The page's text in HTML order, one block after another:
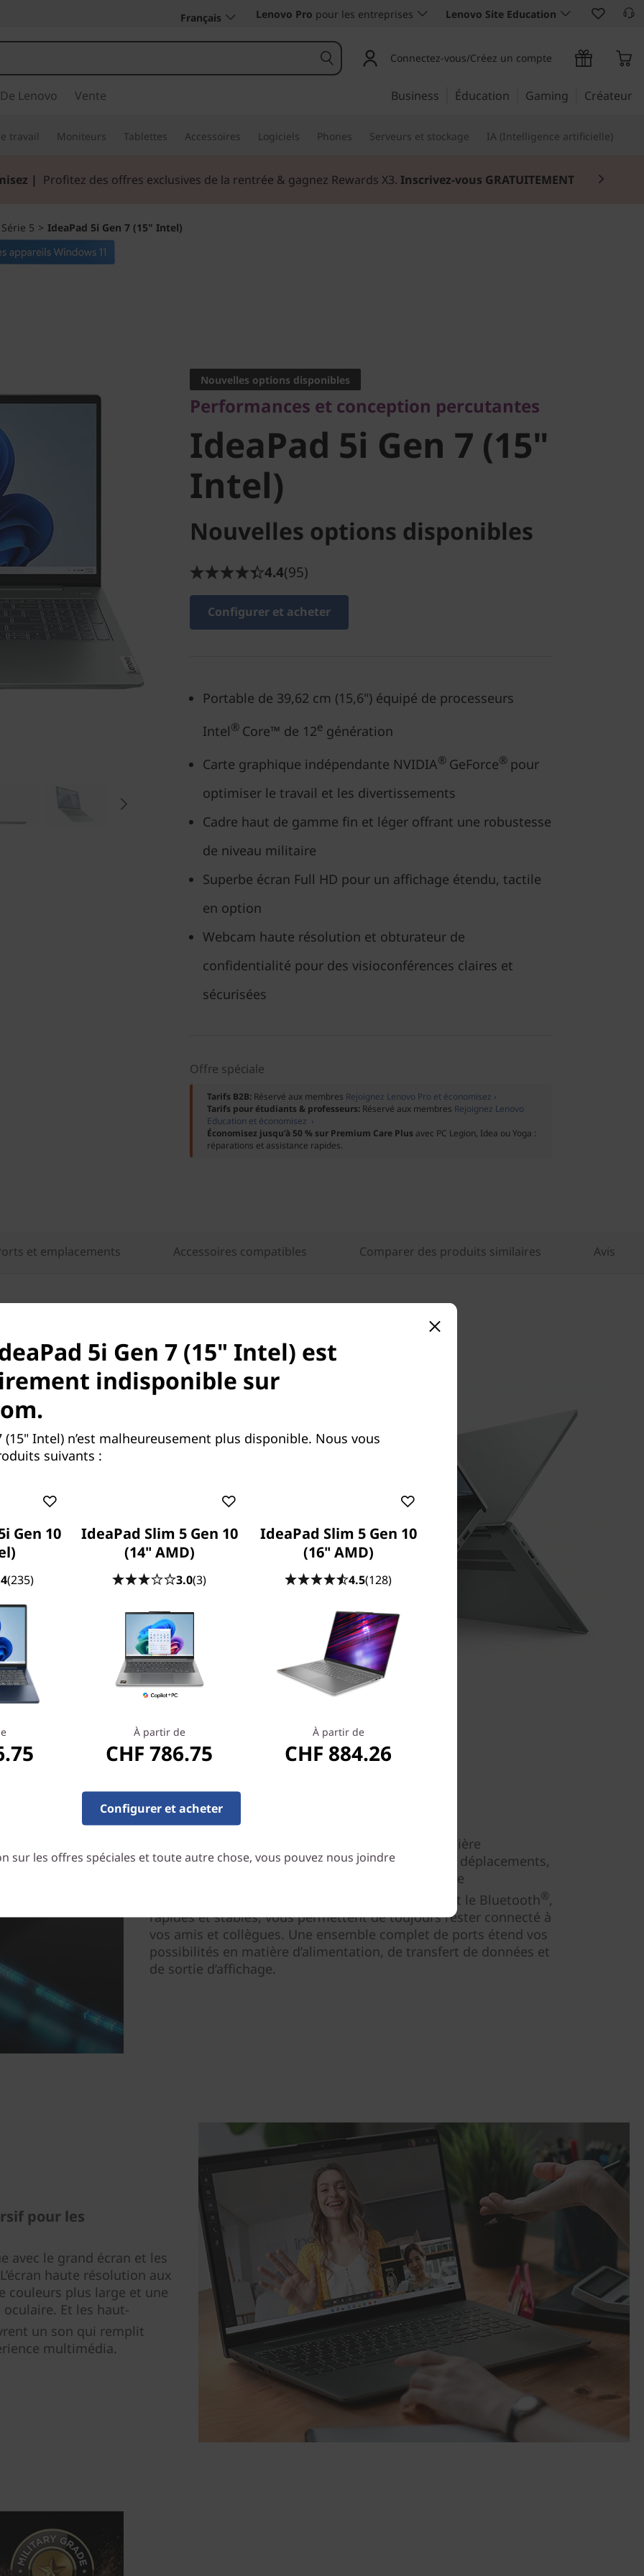
Français Lenovo Pro pour les entreprises Lenovo Site Education
Connectez-vous/Créez un compte
Lenovo Vente Business Éducation Gaming Créateur
travail Moniteurs Tablettes Accessoires Logiciels Phones Serveurs et stockage IA (Intelligence artificielle)
| Profitez des offres exclusives de la rentrée & gagnez Rewards X3. Inscrivez-vous GRATUITEMENT
Série 5 > IdeaPad 5i Gen 7 (15" Intel)
IdeaPad 5i Gen 7
(15" Intel)
Nouvelles options disponibles
Performances et conception percutantes
IdeaPad 5i Gen 7 (15"
Intel)
Nouvelles options disponibles
4.4(95)
Configurer et acheter
Portable de 39,62 cm (15,6") équipé de processeurs
Intel® Core™ de 12e génération
Carte graphique indépendante NVIDIA® GeForce® pour
optimiser le travail et les divertissements
Cadre haut de gamme fin et léger offrant une robustesse
de niveau militaire
Superbe écran Full HD pour un affichage étendu, tactile
en option
Webcam haute résolution et obturateur de
confidentialité pour des visioconférences claires et
sécurisées
Offre spéciale
Tarifs B2B: Réservé aux membres Rejoignez Lenovo Pro et économisez ›
Tarifs pour étudiants & professeurs: Réservé aux membres Rejoignez Lenovo
Education et économisez ›
Économisez jusqu’à 50 % sur Premium Care Plus avec PC Legion, Idea ou Yoga :
réparations et assistance rapides.
et emplacements Accessoires compatibles Comparer des produits similaires Avis
productivité et
NVIDIA
et Performance afin
même sous de fortes
Idéal pour une utilisation très mobile
Le portable IdeaPad 5i Gen 7 offre une journée entière
d’autonomie. Lorsque la batterie faiblit lors de vos déplacements,
la technologie RapidCharge lui redonne de l’énergie
supplémentaire avec une charge rapide. Le Wi-Fi et le Bluetooth®,
rapides et stables, vous permettent de toujours rester connecté à
vos amis et collègues. Une ensemble complet de ports étend vos
possibilités en matière d’alimentation, de transfert de données et
de sortie d’affichage.
pour les
avec le grand écran et les
haute résolution aux
couleurs plus large et une
Et les haut-
un son qui remplit
multimédia.
5i Gen 7 (15" Intel) est
indisponible sur
(15" Intel) n’est malheureusement plus disponible. Nous vous
suivants :
Gen 10
(235)
IdeaPad Slim 5 Gen 10
(14" AMD)
3.0(3)
À partir de
CHF 786.75
IdeaPad Slim 5 Gen 10
(16" AMD)
4.5(128)
À partir de
CHF 884.26
Configurer et acheter
sur les offres spéciales et toute autre chose, vous pouvez nous joindre